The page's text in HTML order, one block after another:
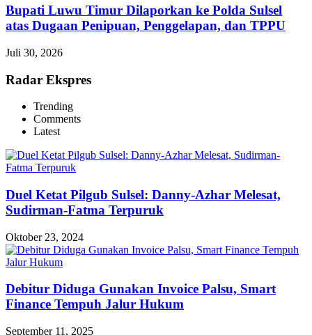
Bupati Luwu Timur Dilaporkan ke Polda Sulsel
atas Dugaan Penipuan, Penggelapan, dan TPPU
Juli 30, 2026
Radar Ekspres
Trending
Comments
Latest
Duel Ketat Pilgub Sulsel: Danny-Azhar Melesat,
Sudirman-Fatma Terpuruk
Oktober 23, 2024
Debitur Diduga Gunakan Invoice Palsu, Smart
Finance Tempuh Jalur Hukum
September 11, 2025